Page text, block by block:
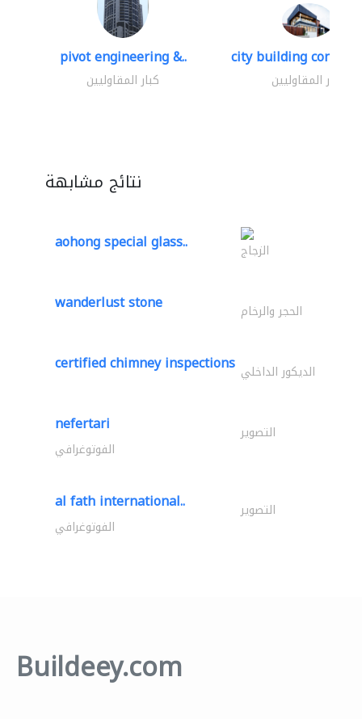
pivot engineering &..
كبار المقاوليين
city building
كبار المقاوليين
نتائج مشابهة
aohong special glass.. الزجاج
wanderlust stone الحجر والرخام
certified chimney inspections الديكور الداخلي
nefertari التصوير
الفوتوغرافي
al fath international.. التصوير
الفوتوغرافي
Buildeey.com